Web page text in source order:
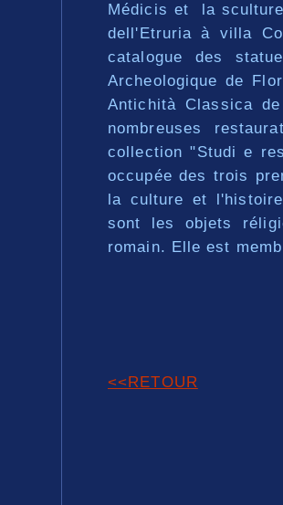
Médicis et la
dell'Etruria à villa
catalogue des
Archeologique de
Antichità Classica
nombreuses
collection "Studi e
occupée des trois
la culture et
sont les objets
romain. Elle est
<<RETOUR